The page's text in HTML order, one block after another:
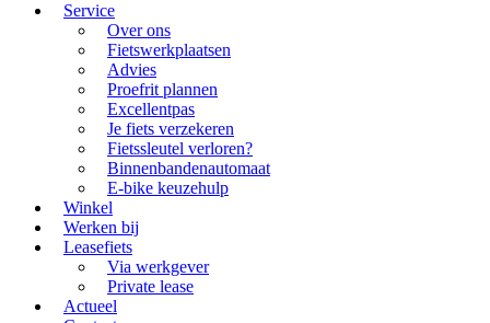
Service
Over ons
Fietswerkplaatsen
Advies
Proefrit plannen
Excellentpas
Je fiets verzekeren
Fietssleutel verloren?
Binnenbandenautomaat
E-bike keuzehulp
Winkel
Werken bij
Leasefiets
Via werkgever
Private lease
Actueel